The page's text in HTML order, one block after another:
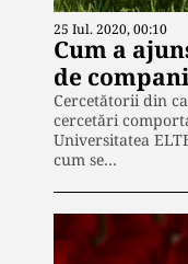
25 Iul. 2020, 00:10
Cum a
de
Cercetătorii din
cercetări
Universitatea
cum se…